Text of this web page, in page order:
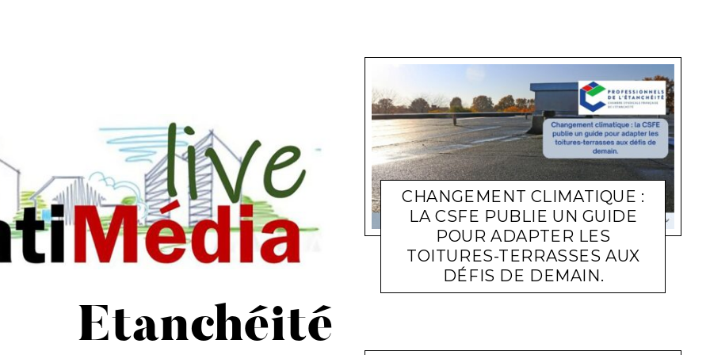
Etanchéité
CHANGEMENT CLIMATIQUE :
LA CSFE PUBLIE UN GUIDE
POUR ADAPTER LES
TOITURES-TERRASSES AUX
DÉFIS DE DEMAIN.
ACTUALITÉ ENTREPRISES LARA GASQUET 29 JUIN 2026